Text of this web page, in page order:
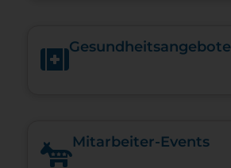
Gesundheits­angebote
Mitarbeiter-Events